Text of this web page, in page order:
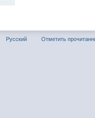
Русский Отметить